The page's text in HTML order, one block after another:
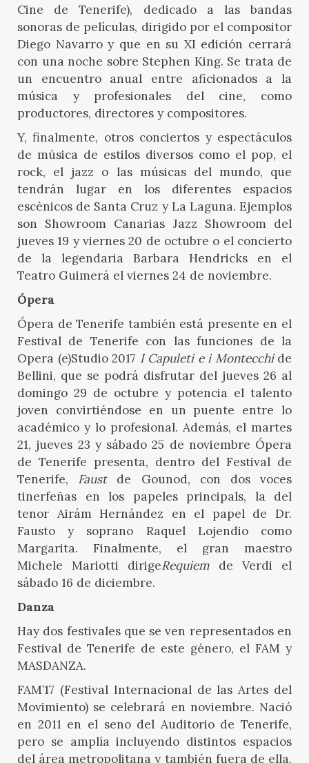
Cine de Tenerife), dedicado a las bandas
sonoras de películas, dirigido por el compositor
Diego Navarro y que en su XI edición cerrará
con una noche sobre Stephen King. Se trata de
un encuentro anual entre aficionados a la
música y profesionales del cine, como
productores, directores y compositores.
Y, finalmente, otros conciertos y espectáculos
de música de estilos diversos como el pop, el
rock, el jazz o las músicas del mundo, que
tendrán lugar en los diferentes espacios
escénicos de Santa Cruz y La Laguna. Ejemplos
son Showroom Canarias Jazz Showroom del
jueves 19 y viernes 20 de octubre o el concierto
de la legendaria Barbara Hendricks en el
Teatro Guimerá el viernes 24 de noviembre.
Ópera
Ópera de Tenerife también está presente en el
Festival de Tenerife con las funciones de la
Opera (e)Studio 2017 I Capuleti e i Montecchide
Bellini, que se podrá disfrutar del jueves 26 al
domingo 29 de octubre y potencia el talento
joven convirtiéndose en un puente entre lo
académico y lo profesional. Además, el martes
21, jueves 23 y sábado 25 de noviembre Ópera
de Tenerife presenta, dentro del Festival de
Tenerife, Faust de Gounod, con dos voces
tinerfeñas en los papeles principals, la del
tenor Airám Hernández en el papel de Dr.
Fausto y soprano Raquel Lojendio como
Margarita. Finalmente, el gran maestro
Michele Mariotti dirigeRequiemde Verdi el
sábado 16 de diciembre.
Danza
Hay dos festivales que se ven representados en
Festival de Tenerife de este género, el FAM y
MASDANZA.
FAM’17 (Festival Internacional de las Artes del
Movimiento) se celebrará en noviembre. Nació
en 2011 en el seno del Auditorio de Tenerife,
pero se amplía incluyendo distintos espacios
del área metropolitana y también fuera de ella,